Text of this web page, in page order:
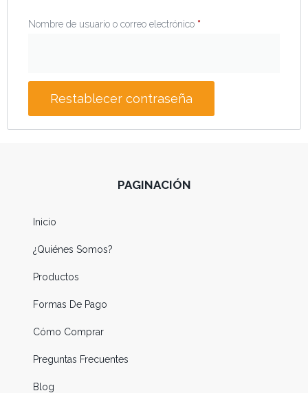
Nombre de usuario o correo electrónico *
Restablecer contraseña
PAGINACIÓN
Inicio
¿Quiénes Somos?
Productos
Formas De Pago
Cómo Comprar
Preguntas Frecuentes
Blog